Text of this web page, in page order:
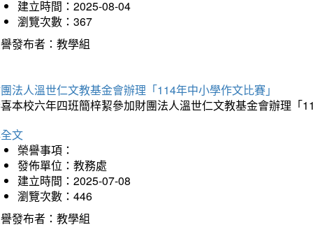
建立時間：2025-08-04
瀏覽次數：367
發布者：教學組
法人溫世仁文教基金會辦理「114年中小學作文比賽」
本校六年四班簡梓絜參加財團法人溫世仁文教基金會辦理「
文
榮譽事項：
發佈單位：教務處
建立時間：2025-07-08
瀏覽次數：446
發布者：教學組